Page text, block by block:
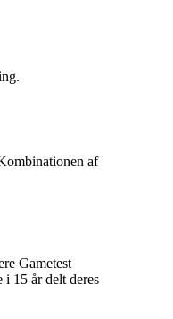
af
Gametest
i 15 år delt deres